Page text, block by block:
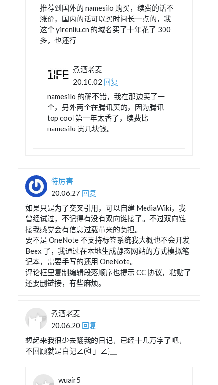
推荐到国外的 namesilo 购买，续费的话不
涨价，国内的话可以买时间长一点的，我
这个 yirenliu.cn 的域名买了十年花了 300
多，也还行
煮酒老麦
20.10.02 回复
namesilo 的确不错，我在那边买了一
个，另外两个在腾讯买的，因为腾讯
top cool 第一年太香了，续费比
namesilo 贵几块钱。
特厉害
20.06.27 回复
如果只是为了交叉引用，可以自建 MediaWiki，我
曾经试过，不记得有没有双向链接了。不过双向链
接我感觉会有信息过载带来的负担。
要不是 OneNote 不支持标签系统我大概也不会开发
Beex 了，我通过在本地生成静态网站的方式模拟笔
记本，需要手写的还用 OneNote。
评论框里复制编辑段落顺序也提示 CC 协议，粘贴了
还要删链接，有些麻烦。
煮酒老麦
20.06.20 回复
想起来我很少去翻我的日记，已经十几万字了吧，
不回顾就是白记∠(ᐛ 」∠)＿
wuair5